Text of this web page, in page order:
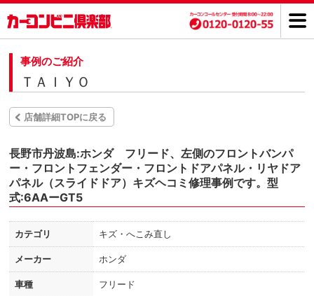
事例のご紹介
ＴＡＩＹＯ
店舗詳細TOPに戻る
長野市丹波島:ホンダ フリード、左側のフロントバンパ
ー・フロントフェンダー・フロントドアパネル・リヤドア
パネル（スライドドア）キズヘコミ修理事例です。型
式:6AAーGT5
カテゴリ キズ・へこみ直し
メーカー ホンダ
車種 フリード